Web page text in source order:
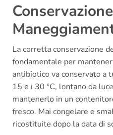
La corretta conservazione
fondamentale per
antibiotico va conservato a
15 e i 30 °C, lontano da
mantenerlo in un
fresco. Mai congelare e
ricostituite dopo la data di